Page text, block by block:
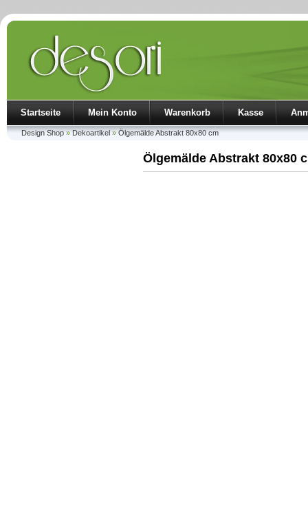
Startseite Mein Konto Warenkorb Kasse
Design Shop»Dekoartikel»Ölgemälde Abstrakt 80x80 cm
Ölgemälde Abstrakt 80x80